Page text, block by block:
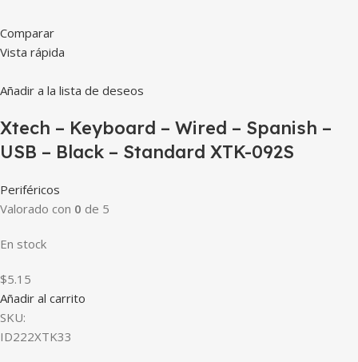
Comparar
Vista rápida
Añadir a la lista de deseos
Xtech – Keyboard – Wired – Spanish –
USB – Black – Standard XTK-092S
Periféricos
Valorado con 0 de 5
En stock
$5.15
Añadir al carrito
SKU:
ID222XTK33